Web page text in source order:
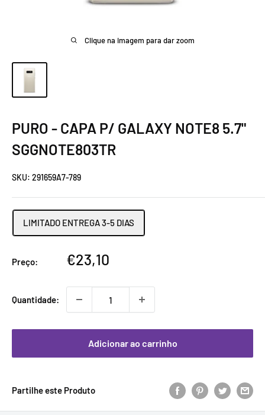
Clique na imagem para dar zoom
PURO - CAPA P/ GALAXY NOTE8 5.7"
SGGNOTE803TR
SKU: 291659A7-789
LIMITADO ENTREGA 3-5 DIAS
Preço:
Preço
€23,10
Quantidade:
Adicionar ao carrinho
Partilhe este Produto